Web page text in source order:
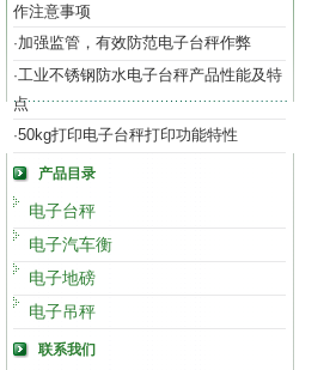
作注意事项
·加强监管，有效防范电子台秤作弊
·工业不锈钢防水电子台秤产品性能及特
点
·50kg打印电子台秤打印功能特性
产品目录
电子台秤
电子汽车衡
电子地磅
电子吊秤
联系我们